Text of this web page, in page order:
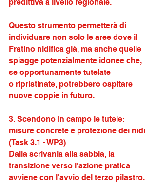
predittiva a livello regionale.
Questo strumento permetterà di
individuare non solo le aree dove il
Fratino nidifica già, ma anche quelle
spiagge potenzialmente idonee che,
se opportunamente tutelate
o ripristinate, potrebbero ospitare
nuove coppie in futuro.
3. Scendono in campo le tutele:
misure concrete e protezione dei nidi
(Task 3.1 - WP3)
Dalla scrivania alla sabbia, la
transizione verso l'azione pratica
avviene con l'avvio del terzo pilastro.